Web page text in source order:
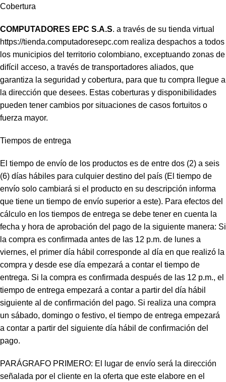
Cobertura
COMPUTADORES EPC S.A.S. a través de su tienda virtual
https://tienda.computadoresepc.com realiza despachos a todos
los municipios del territorio colombiano, exceptuando zonas de
difícil acceso, a través de transportadores aliados, que
garantiza la seguridad y cobertura, para que tu compra llegue a
la dirección que desees. Estas coberturas y disponibilidades
pueden tener cambios por situaciones de casos fortuitos o
fuerza mayor.
Tiempos de entrega
El tiempo de envío de los productos es de entre dos (2) a seis
(6) días hábiles para culquier destino del país (El tiempo de
envío solo cambiará si el producto en su descripción informa
que tiene un tiempo de envío superior a este). Para efectos del
cálculo en los tiempos de entrega se debe tener en cuenta la
fecha y hora de aprobación del pago de la siguiente manera: Si
la compra es confirmada antes de las 12 p.m. de lunes a
viernes, el primer día hábil corresponde al día en que realizó la
compra y desde ese día empezará a contar el tiempo de
entrega. Si la compra es confirmada después de las 12 p.m., el
tiempo de entrega empezará a contar a partir del día hábil
siguiente al de confirmación del pago. Si realiza una compra
un sábado, domingo o festivo, el tiempo de entrega empezará
a contar a partir del siguiente día hábil de confirmación del
pago.
PARÁGRAFO PRIMERO: El lugar de envío será la dirección
señalada por el cliente en la oferta que este elabore en el